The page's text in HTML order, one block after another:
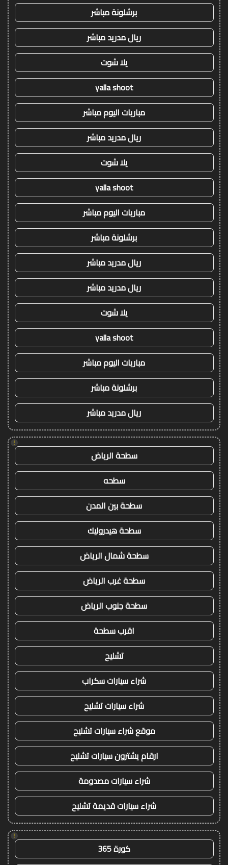
برشلونة مباشر
ريال مدريد مباشر
يلا شوت
yalla shoot
مباريات اليوم مباشر
ريال مدريد مباشر
يلا شوت
yalla shoot
مباريات اليوم مباشر
برشلونة مباشر
ريال مدريد مباشر
ريال مدريد مباشر
يلا شوت
yalla shoot
مباريات اليوم مباشر
برشلونة مباشر
ريال مدريد مباشر
!
سطحة الرياض
سطحه
سطحة بين المدن
سطحة هيدروليك
سطحة شمال الرياض
سطحة غرب الرياض
سطحة جنوب الرياض
اقرب سطحة
تشليح
شراء سيارات سكراب
شراء سيارات تشليح
موقع شراء سيارات تشليح
ارقام يشترون سيارات تشليح
شراء سيارات مصدومة
شراء سيارات قديمة تشليح
!
كورة 365